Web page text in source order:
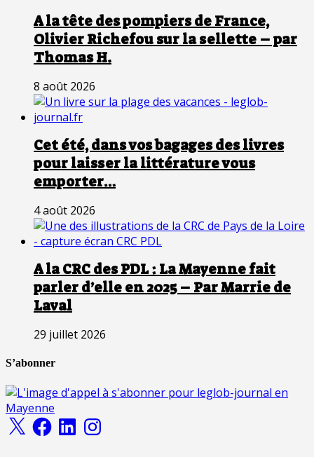
A la tête des pompiers de France,
Olivier Richefou sur la sellette – par
Thomas H.
8 août 2026
Cet été, dans vos bagages des livres
pour laisser la littérature vous
emporter…
4 août 2026
A la CRC des PDL : La Mayenne fait
parler d’elle en 2025 – Par Marrie de
Laval
29 juillet 2026
S’abonner
X FacebookLinkedInInstagram